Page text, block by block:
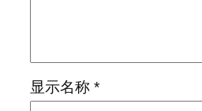
显示名称 *